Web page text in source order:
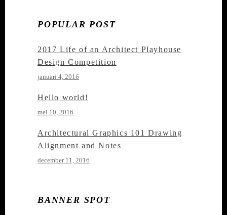
POPULAR POST
2017 Life of an Architect Playhouse
Design Competition
januari 4, 2016
Hello world!
mei 10, 2016
Architectural Graphics 101 Drawing
Alignment and Notes
december 11, 2016
BANNER SPOT